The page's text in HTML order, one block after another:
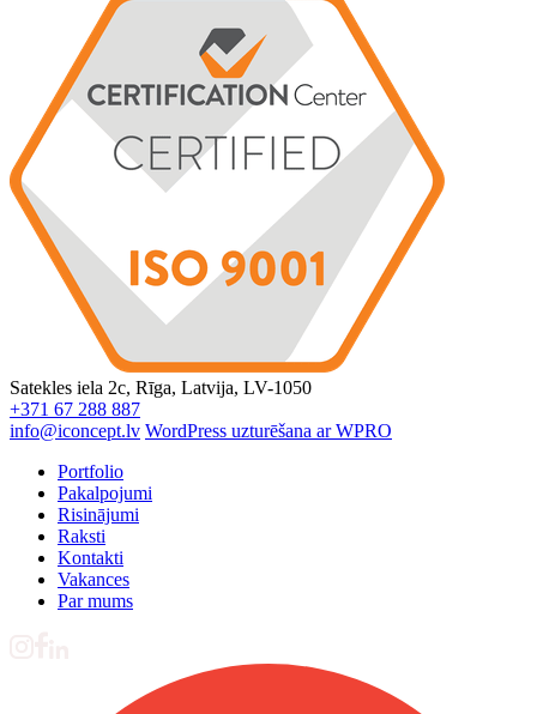
Satekles iela 2c, Rīga, Latvija, LV-1050
+371 67 288 887
info@iconcept.lv WordPress uzturēšana ar WPRO
Portfolio
Pakalpojumi
Risinājumi
Raksti
Kontakti
Vakances
Par mums